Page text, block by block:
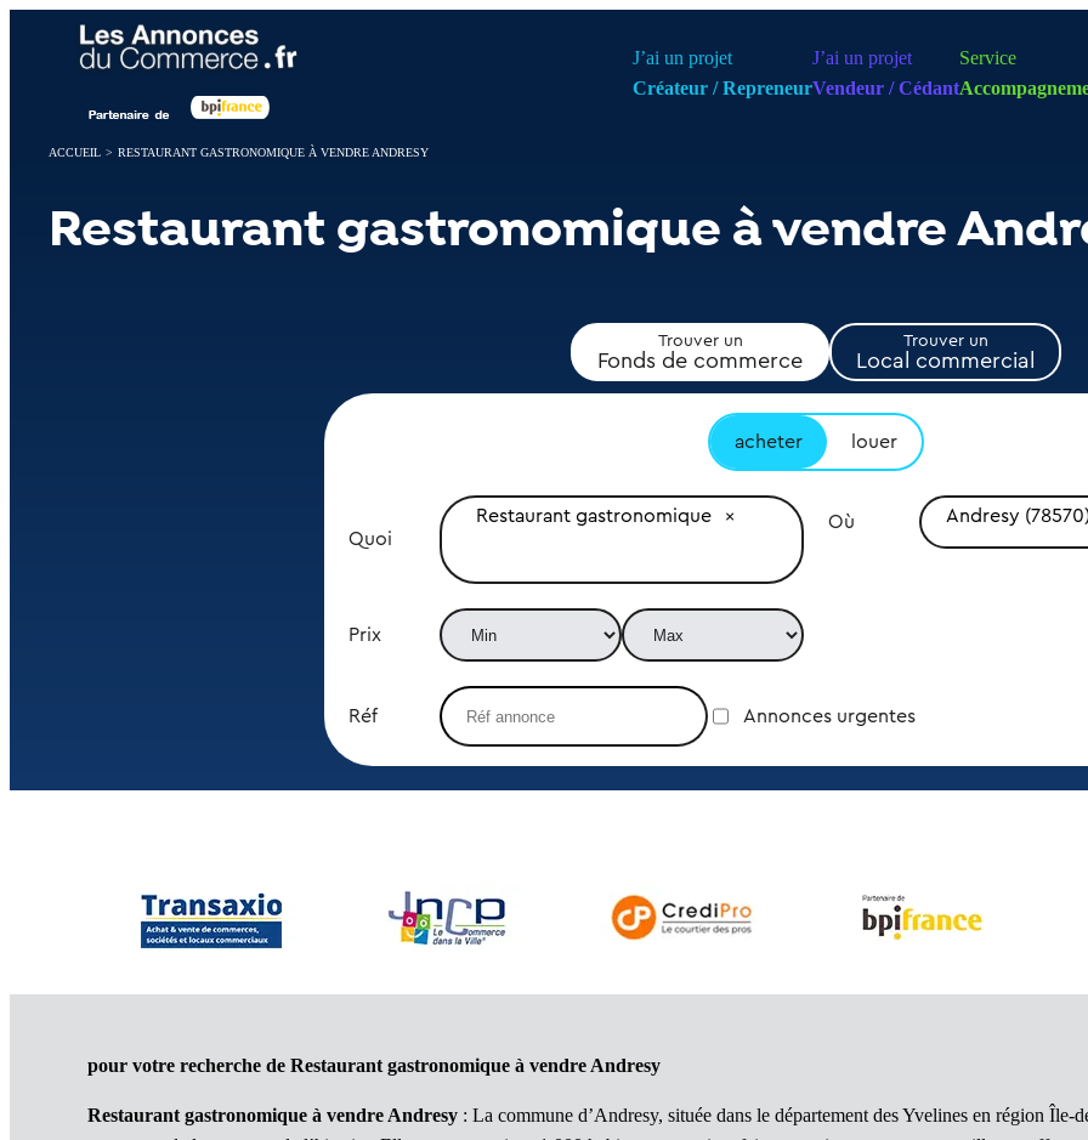
J’ai un projet
Créateur / Repreneur
J’ai un projet
Vendeur / Cédant
Service
ACCUEIL > RESTAURANT GASTRONOMIQUE À VENDRE ANDRESY
Restaurant gastronomique à vendre
Trouver un
Fonds de commerce
Trouver un
Local commercial
acheter louer
Quoi
Restaurant gastronomique Où Andresy (78570)
Prix
Réf Annonces urgentes
pour votre recherche de Restaurant gastronomique à vendre Andresy
Restaurant gastronomique à vendre Andresy : La commune d’Andresy, située dans le département des Yvelines en région
Panneau de gestion des cookies